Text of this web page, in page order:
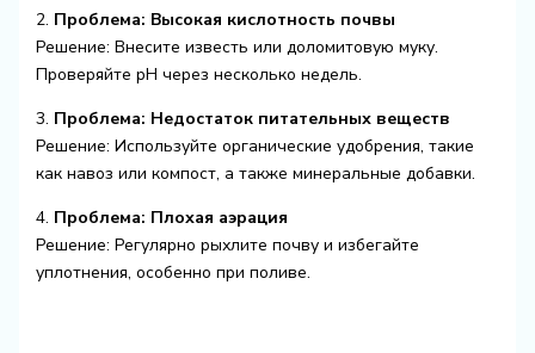
2. Проблема: Высокая кислотность почвы
Решение: Внесите известь или доломитовую муку.
Проверяйте pH через несколько недель.
3. Проблема: Недостаток питательных веществ
Решение: Используйте органические удобрения, такие
как навоз или компост, а также минеральные добавки.
4. Проблема: Плохая аэрация
Решение: Регулярно рыхлите почву и избегайте
уплотнения, особенно при поливе.